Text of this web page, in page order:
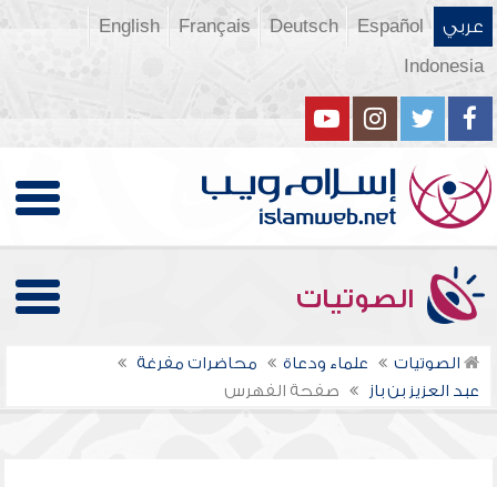
عربي Español
Deutsch
Français
English
Indonesia
الصوتيات
الصوتيات علماء ودعاة
محاضرات مفرغة
عبد العزيز بن باز
صفحة الفهرس